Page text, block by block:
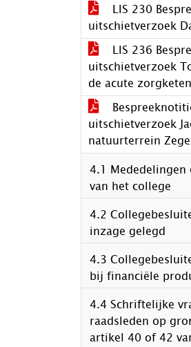
LIS 230
uitschietverzoek
LIS 236
uitschietverzoek
de acute
uitschietverzoek
natuurterrein
4.1 Mededelingen
van het college
4.2
inzage gelegd
4.3
bij financiële
4.4 Schriftelijke
raadsleden op
artikel 40 of 42